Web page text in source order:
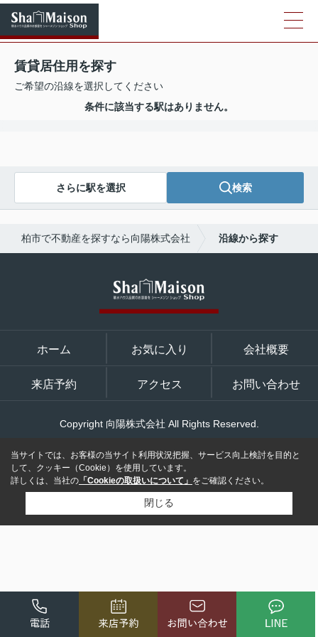
賃貸居住用を探す
ご希望の沿線を選択してください
条件に該当する駅はありません。
さらに駅を選択 検索
柏市で不動産を探すなら向陽株式会社 沿線から探す
ホーム お気に入り 会社概要
来店予約 アクセス お問い合わせ
Copyright 向陽株式会社 All Rights Reserved.
当サイトでは、お客様の当サイト利用状況把握、サービス向上検討を目的と
して、クッキー（Cookie）を使用しています。
詳しくは、当社の 「Cookieの取扱いについて」 をご確認ください。
閉じる